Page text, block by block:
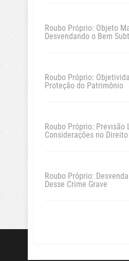
Roubo Próprio: Objeto
Desvendando o Bem
Roubo Próprio:
Proteção do Patrimônio
Roubo Próprio: Previsão
Considerações no Direito
Roubo Próprio:
Desse Crime Grave